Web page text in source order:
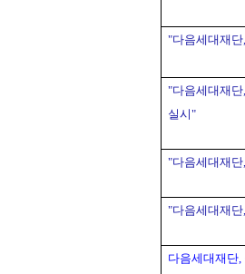
"다음세대재단,
"다음세대재단,
실시"
"다음세대재단,
"다음세대재단,
다음세대재단,